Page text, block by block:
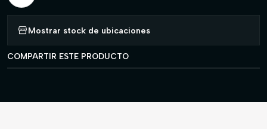
Mostrar stock de ubicaciones
COMPARTIR ESTE PRODUCTO